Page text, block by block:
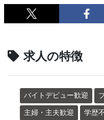
求人の特徴
バイトデビュー歓迎
主婦・主夫歓迎 学歴